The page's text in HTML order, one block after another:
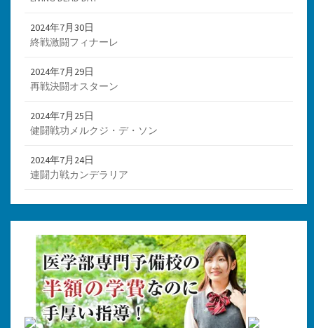
2024年7月30日
終戦激闘フィナーレ
2024年7月29日
再戦決闘オスターン
2024年7月25日
健闘戦功メルクジ・デ・ソン
2024年7月24日
連闘力戦カンデラリア